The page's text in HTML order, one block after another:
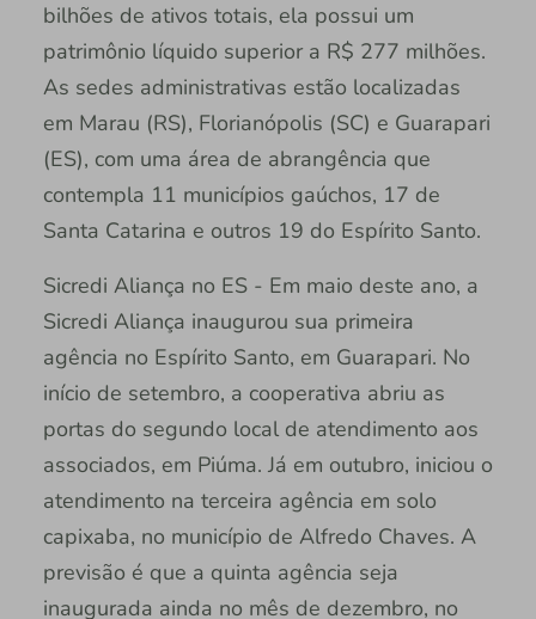
bilhões de ativos totais, ela possui um
patrimônio líquido superior a R$ 277 milhões.
As sedes administrativas estão localizadas
em Marau (RS), Florianópolis (SC) e Guarapari
(ES), com uma área de abrangência que
contempla 11 municípios gaúchos, 17 de
Santa Catarina e outros 19 do Espírito Santo.
Sicredi Aliança no ES - Em maio deste ano, a
Sicredi Aliança inaugurou sua primeira
agência no Espírito Santo, em Guarapari. No
início de setembro, a cooperativa abriu as
portas do segundo local de atendimento aos
associados, em Piúma. Já em outubro, iniciou o
atendimento na terceira agência em solo
capixaba, no município de Alfredo Chaves. A
previsão é que a quinta agência seja
inaugurada ainda no mês de dezembro, no